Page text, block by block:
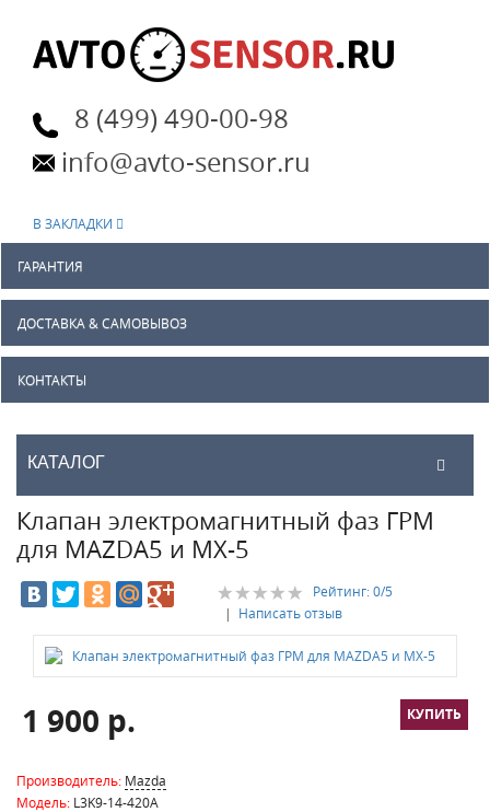
8 (499) 490-00-98
info@avto-sensor.ru
В ЗАКЛАДКИ
ГАРАНТИЯ
ДОСТАВКА & САМОВЫВОЗ
КОНТАКТЫ
КАТАЛОГ
Клапан электромагнитный фаз ГРМ
для MAZDA5 и MX-5
Рейтинг:0/5
| Написать отзыв
1 900 р.
Производитель: Mazda
Модель: L3K9-14-420A